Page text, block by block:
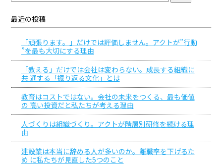
最近の投稿
「頑張ります。」だけでは評価しません。アクトが”行動
”を最も大切にする理由
「教える」だけでは会社は変わらない。成長する組織に
共 通する「振り返る文化」とは
教育はコストではない。会社の未来をつくる、最も価値
の 高い投資だと私たちが考える理由
人づくりは組織づくり。アクトが階層別研修を続ける理
由
建設業は本当に辞める人が多いのか。離職率を下げるた
め に私たちが見直した5つのこと